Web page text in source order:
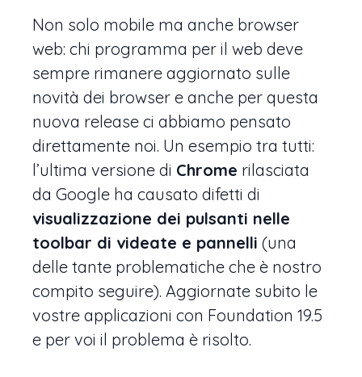
Non solo mobile ma anche browser
web: chi programma per il web deve
sempre rimanere aggiornato sulle
novità dei browser e anche per questa
nuova release ci abbiamo pensato
direttamente noi. Un esempio tra tutti:
l’ultima versione di Chrome rilasciata
da Google ha causato difetti di
visualizzazione dei pulsanti nelle
toolbar di videate e pannelli (una
delle tante problematiche che è nostro
compito seguire). Aggiornate subito le
vostre applicazioni con Foundation 19.5
e per voi il problema è risolto.